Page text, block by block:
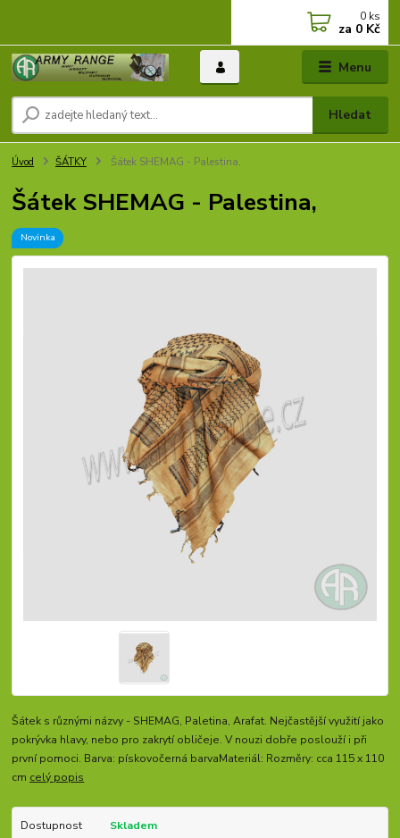
Menu
Hledat
0 ks
za 0 Kč
Úvod ŠÁTKY Šátek SHEMAG - Palestina,
Šátek SHEMAG - Palestina,
Novinka
Šátek s různými názvy - SHEMAG, Paletina, Arafat. Nejčastější využití jako
pokrývka hlavy, nebo pro zakrytí obličeje. V nouzi dobře poslouží i při
první pomoci. Barva: pískovočerná barvaMateriál: Rozměry: cca 115 x 110
cm celý popis
Dostupnost Skladem